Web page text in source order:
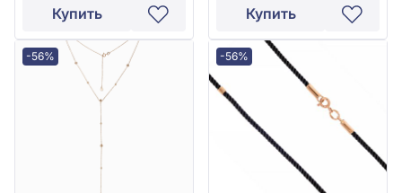
Купить Купить
-56% -56%